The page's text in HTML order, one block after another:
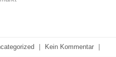
Kein Kommentar